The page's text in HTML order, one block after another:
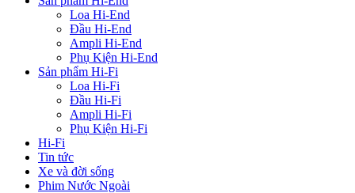
Loa Hi-End
Đầu Hi-End
Ampli Hi-End
Phụ Kiện Hi-End
Sản phẩm Hi-Fi
Loa Hi-Fi
Đầu Hi-Fi
Ampli Hi-Fi
Phụ Kiện Hi-Fi
Hi-Fi
Tin tức
Xe và đời sống
Phim Nước Ngoài